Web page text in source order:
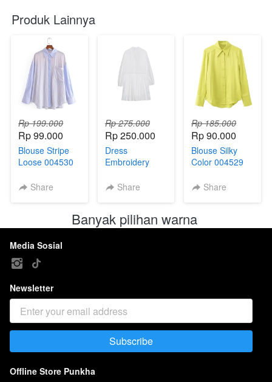
Produk Lainnya
Rp 199.000
Rp 99.000
Blouse Stripe
Loose 004530
Share
Rp 275.000
Rp 250.000
Dress
Embroidery
004528
Share
Rp 185.000
Rp 90.000
Blouse Silky
Color 004529
Share
Banyak pilihan warna
Media Sosial
Newsletter
`
Subscribe
Offline Store Punkha